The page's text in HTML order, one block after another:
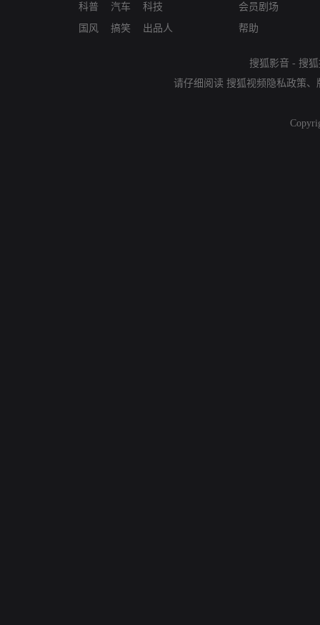
科普
国风
汽车
搞笑
科技
出品人
会员剧场
帮助
搜狐影音 - 搜
请仔细阅读 搜狐视频隐私政策、